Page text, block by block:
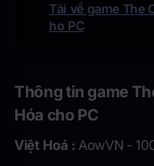
Tải về game The
ho PC
Thông tin game
Hóa cho PC
Việt Hoá : AowVN -